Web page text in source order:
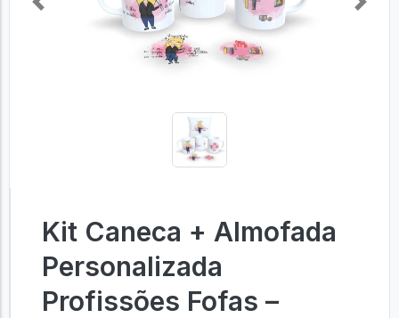
Previous Next
Kit Caneca + Almofada
Personalizada
Profissões Fofas –